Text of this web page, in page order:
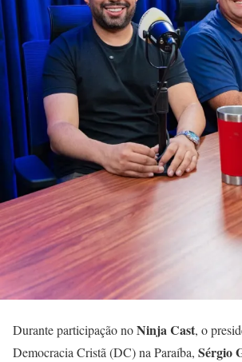
Durante participação noNinja Cast, o
Democracia Cristã (DC) na Paraíba, Sérgio